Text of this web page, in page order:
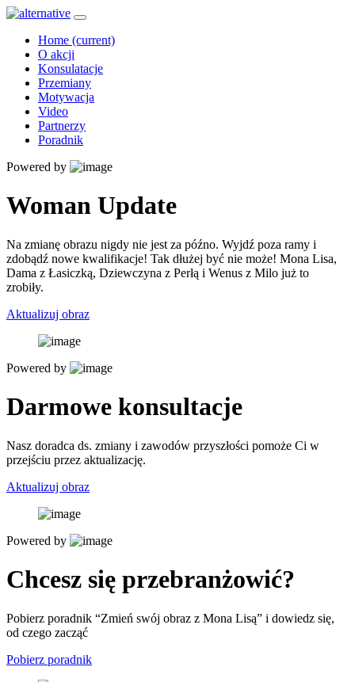
Home (current)
O akcji
Konsulatacje
Przemiany
Motywacja
Video
Partnerzy
Poradnik
Powered by
Woman Update
Na zmianę obrazu nigdy nie jest za późno. Wyjdź poza ramy i
zdobądź nowe kwalifikacje! Tak dłużej być nie może! Mona Lisa,
Dama z Łasiczką, Dziewczyna z Perłą i Wenus z Milo już to
zrobiły.
Aktualizuj obraz
Powered by
Darmowe konsultacje
Nasz doradca ds. zmiany i zawodów przyszłości pomoże Ci w
przejściu przez aktualizację.
Aktualizuj obraz
Powered by
Chcesz się przebranżowić?
Pobierz poradnik “Zmień swój obraz z Mona Lisą” i dowiedz się,
od czego zacząć
Pobierz poradnik